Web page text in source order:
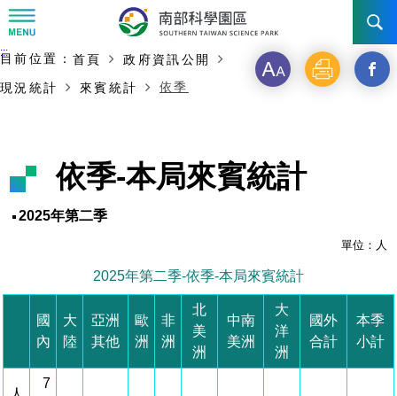
訊息公告
新聞資料專區
招標資訊
園區電子看板專區
發展沿革
組織架構
組織職掌
施政主軸
年度工作展望
國家科學及技術委員會重大政策
廉政園地
工作職掌與聯絡管道
獲獎記錄
認識園區
臺南園區
競爭優勢
土地規劃
水電供應
簡介
競爭優勢
土地規劃
橋頭園區
簡介
競爭優勢
新設園區
交通資訊
工商服務
申請流程及表單
入區申辦流程
申辦案件處理時限
相關費用
科學園區廠商服務網
主要內容開始
:::
目前位置： 首頁
政府資訊公開
現況統計
來賓統計 依季
字 列 另
窗
分
享
依季-本局來賓統計
2025年第二季
單位：人
2025年第二季-依季-本局來賓統計
國
內
大
陸
亞洲
其他
歐
洲
非
洲
北
美
洲
中南
美洲
大
洋
洲
國外
合計
本季
小計
7